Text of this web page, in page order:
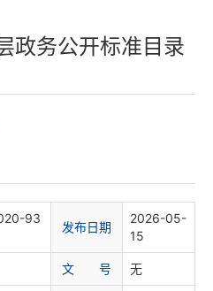
政务公开标准目录
93
发布日期
2026-05-
15
文 号 无